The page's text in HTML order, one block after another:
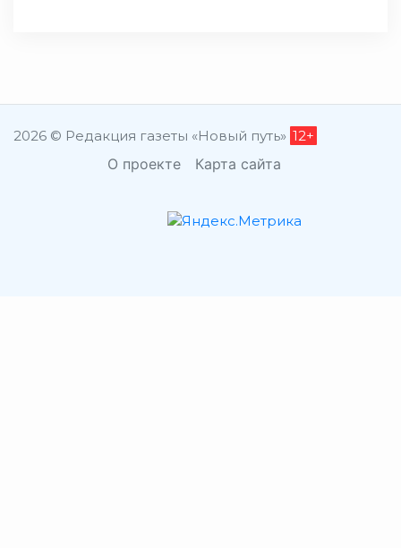
2026 © Редакция газеты «Новый путь» 12+
О проекте Карта сайта